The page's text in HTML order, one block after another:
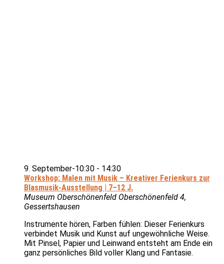
Workshop: Malen mit Musik – Kreativer Ferienkurs zur
Blasmusik-Ausstellung | 7–12 J.
9. September-10:30 - 14:30
Museum Oberschönenfeld Oberschönenfeld 4,
Gessertshausen
Instrumente hören, Farben fühlen: Dieser Ferienkurs
verbindet Musik und Kunst auf ungewöhnliche Weise.
Mit Pinsel, Papier und Leinwand entsteht am Ende ein
ganz persönliches Bild voller Klang und Fantasie.